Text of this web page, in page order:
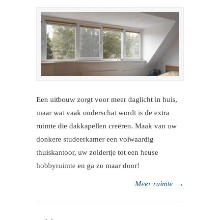
Een uitbouw zorgt voor meer daglicht in huis,
maar wat vaak onderschat wordt is de extra
ruimte die dakkapellen creëren. Maak van uw
donkere studeerkamer een volwaardig
thuiskantoor, uw zoldertje tot een heuse
hobbyruimte en ga zo maar door!
Meer ruimte →